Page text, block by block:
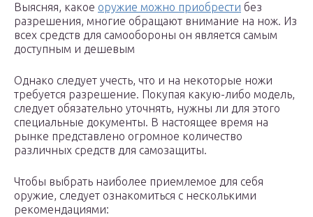
Выясняя, какое оружие можно приобрести без
разрешения, многие обращают внимание на нож. Из
всех средств для самообороны он является самым
доступным и дешевым
Однако следует учесть, что и на некоторые ножи
требуется разрешение. Покупая какую-либо модель,
следует обязательно уточнять, нужны ли для этого
специальные документы. В настоящее время на
рынке представлено огромное количество
различных средств для самозащиты.
Чтобы выбрать наиболее приемлемое для себя
оружие, следует ознакомиться с несколькими
рекомендациями: